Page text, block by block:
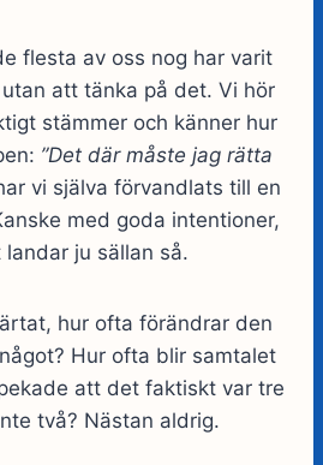
flesta av oss nog har varit
att tänka på det. Vi hör
stämmer och känner hur
”Det där måste jag rätta
vi själva förvandlats till en
med goda intentioner,
landar ju sällan så.
hur ofta förändrar den
Hur ofta blir samtalet
att det faktiskt var tre
två? Nästan aldrig.